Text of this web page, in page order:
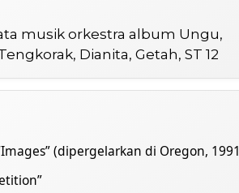
musik orkestra album Ungu,
Dianita, Getah, ST 12
(dipergelarkan di Oregon, 1991